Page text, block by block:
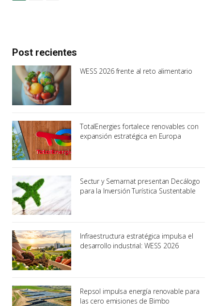
Post recientes
WESS 2026 frente al reto alimentario
TotalEnergies fortalece renovables con
expansión estratégica en Europa
Sectur y Semarnat presentan Decálogo
para la Inversión Turística Sustentable
Infraestructura estratégica impulsa el
desarrollo industrial: WESS 2026
Repsol impulsa energía renovable para
las cero emisiones de Bimbo